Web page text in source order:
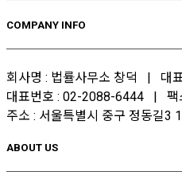
COMPANY INFO
회사명 : 법률사무소 창덕 | 대
대표번호 : 02-2088-6444 | 팩
주소 : 서울특별시 중구 정동길3
ABOUT US